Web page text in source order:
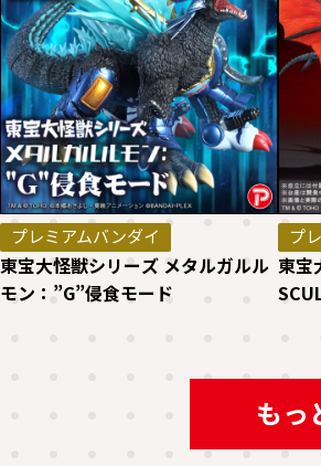
プレミアムバンダイ
東宝大怪獣シリーズ メタルガルル
モン：”G”侵食モード
プ
東宝
もっ